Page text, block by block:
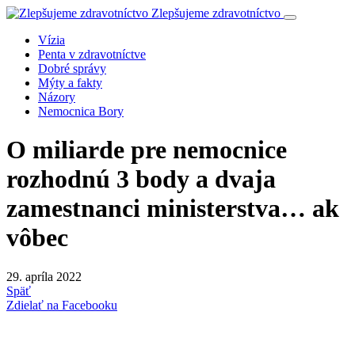
Zlepšujeme zdravotníctvo
Vízia
Penta v zdravotníctve
Dobré správy
Mýty a fakty
Názory
Nemocnica Bory
O miliarde pre nemocnice
rozhodnú 3 body a dvaja
zamestnanci ministerstva… ak
vôbec
29. apríla 2022
Späť
Zdielať na Facebooku